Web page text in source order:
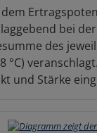
bei
des
°C)
und Stärke